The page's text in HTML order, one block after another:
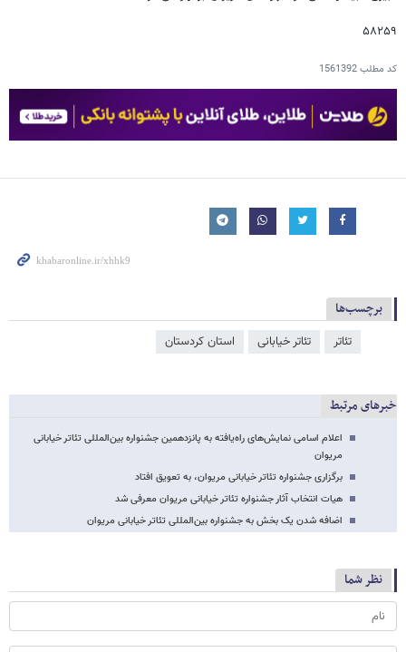
۵۸۲۵۹
کد مطلب1561392
برچسب‌ها
تئاتر تئاتر خیابانی استان کردستان
خبرهای مرتبط
اعلام اسامی نمایش‌های راه‌یافته به پانزدهمین جشنواره بین‌المللی تئاتر خیابانی
مریوان
برگزاری جشنواره تئاتر خیابانی مریوان، به تعویق افتاد
هیات انتخاب آثار جشنواره تئاتر خیابانی مریوان معرفی شد
اضافه شدن یک بخش به جشنواره بین‌المللی تئاتر خیابانی مریوان
نظر شما